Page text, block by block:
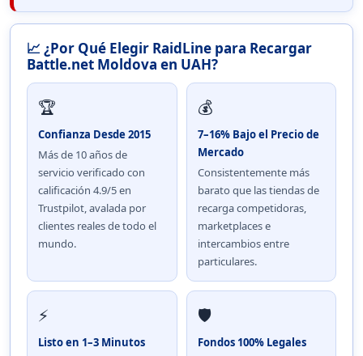
📈 ¿Por Qué Elegir RaidLine para Recargar
Battle.net Moldova en UAH?
🏆
Confianza Desde 2015
Más de 10 años de
servicio verificado con
calificación 4.9/5 en
Trustpilot, avalada por
clientes reales de todo el
mundo.
💰
7–16% Bajo el Precio de
Mercado
Consistentemente más
barato que las tiendas de
recarga competidoras,
marketplaces e
intercambios entre
particulares.
⚡
Listo en 1–3 Minutos
🛡️
Fondos 100% Legales